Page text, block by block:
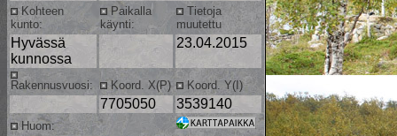
Kohteen
kunto:
Paikalla
käynti:
Tietoja
muutettu
Hyvässä
kunnossa
23.04.2015
Rakennusvuosi: Koord. X(P) Koord. Y(I)
7705050 3539140
Huom: